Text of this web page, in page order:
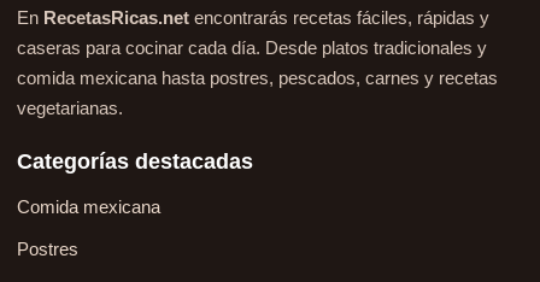
En RecetasRicas.net encontrarás recetas fáciles, rápidas y
caseras para cocinar cada día. Desde platos tradicionales y
comida mexicana hasta postres, pescados, carnes y recetas
vegetarianas.
Categorías destacadas
Comida mexicana
Postres